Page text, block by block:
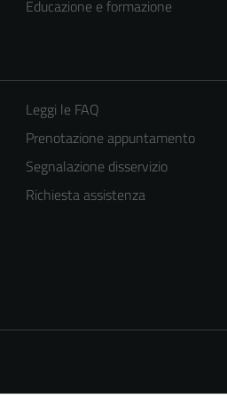
Educazione e formazione
Leggi le FAQ
Prenotazione appuntamento
Segnalazione disservizio
Richiesta assistenza